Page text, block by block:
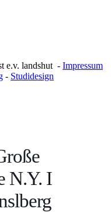
e.v. landshut - Impressum
- Studidesign
N.Y. I